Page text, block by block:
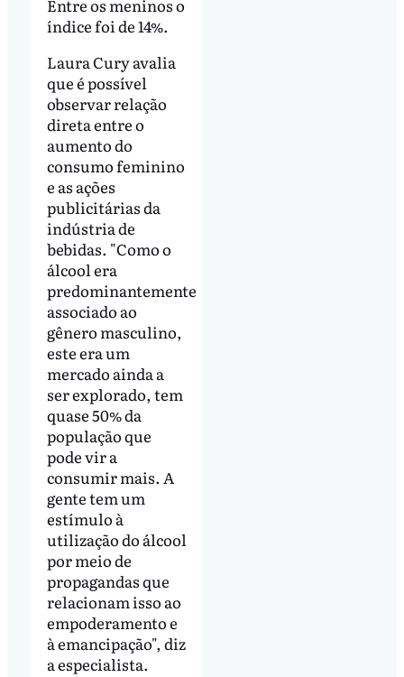
Entre os meninos o
índice foi de 14%.
Laura Cury avalia
que é possível
observar relação
direta entre o
aumento do
consumo feminino
e as ações
publicitárias da
indústria de
bebidas. "Como o
álcool era
predominantemente
associado ao
gênero masculino,
este era um
mercado ainda a
ser explorado, tem
quase 50% da
população que
pode vir a
consumir mais. A
gente tem um
estímulo à
utilização do álcool
por meio de
propagandas que
relacionam isso ao
empoderamento e
à emancipação", diz
a especialista.